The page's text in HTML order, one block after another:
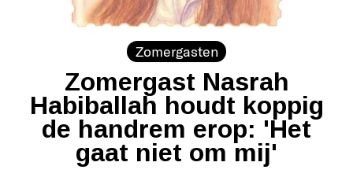
Zomergasten
Zomergast Nasrah
Habiballah houdt koppig
de handrem erop: 'Het
gaat niet om mij'